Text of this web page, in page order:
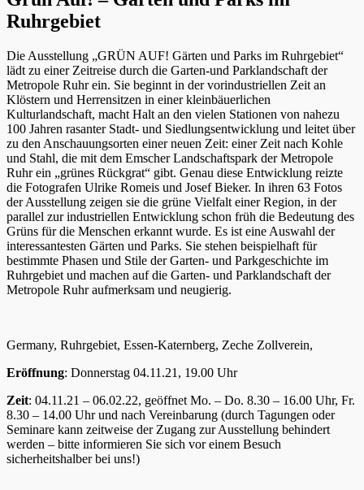
Ruhrgebiet
Die Ausstellung „GRÜN AUF! Gärten und Parks im Ruhrgebiet“
lädt zu einer Zeitreise durch die Garten-und Parklandschaft der
Metropole Ruhr ein. Sie beginnt in der vorindustriellen Zeit an
Klöstern und Herrensitzen in einer kleinbäuerlichen
Kulturlandschaft, macht Halt an den vielen Stationen von nahezu
100 Jahren rasanter Stadt- und Siedlungsentwicklung und leitet über
zu den Anschauungsorten einer neuen Zeit: einer Zeit nach Kohle
und Stahl, die mit dem Emscher Landschaftspark der Metropole
Ruhr ein „grünes Rückgrat“ gibt. Genau diese Entwicklung reizte
die Fotografen Ulrike Romeis und Josef Bieker. In ihren 63 Fotos
der Ausstellung zeigen sie die grüne Vielfalt einer Region, in der
parallel zur industriellen Entwicklung schon früh die Bedeutung des
Grüns für die Menschen erkannt wurde. Es ist eine Auswahl der
interessantesten Gärten und Parks. Sie stehen beispielhaft für
bestimmte Phasen und Stile der Garten- und Parkgeschichte im
Ruhrgebiet und machen auf die Garten- und Parklandschaft der
Metropole Ruhr aufmerksam und neugierig.
Germany, Ruhrgebiet, Essen-Katernberg, Zeche Zollverein,
Eröffnung: Donnerstag 04.11.21, 19.00 Uhr
Zeit: 04.11.21 – 06.02.22, geöffnet Mo. – Do. 8.30 – 16.00 Uhr, Fr.
8.30 – 14.00 Uhr und nach Vereinbarung (durch Tagungen oder
Seminare kann zeitweise der Zugang zur Ausstellung behindert
werden – bitte informieren Sie sich vor einem Besuch
sicherheitshalber bei uns!)